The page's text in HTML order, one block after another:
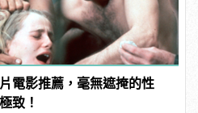
電影推薦，毫無遮掩的性
致！